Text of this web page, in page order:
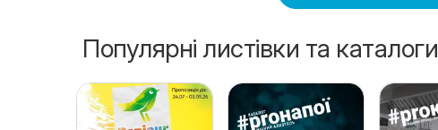
Популярні листівки та каталоги